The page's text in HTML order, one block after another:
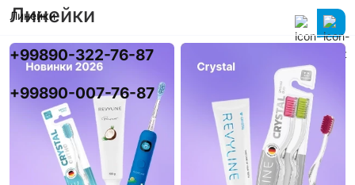
Линейки
+99890-322-76-87
+99890-007-76-87
Линейки